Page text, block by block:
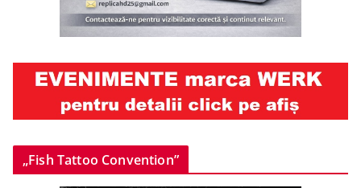
„Fish Tattoo Convention”